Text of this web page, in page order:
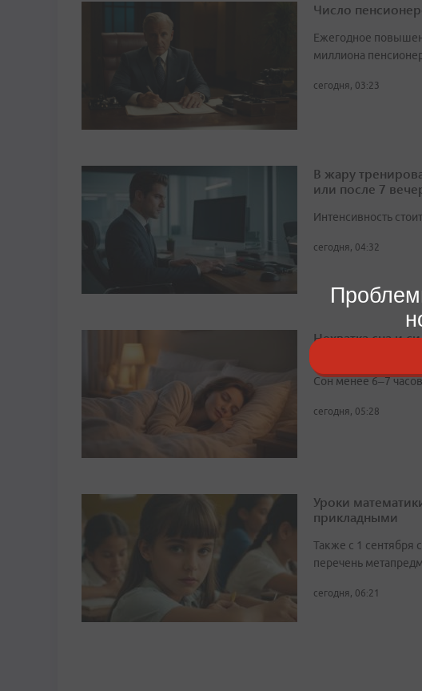
Число
Ежегодное
миллиона
сегодня, 03:23
В жару
или после 7
Интенсивность
сегодня, 04:32
Нехватка сна и
Сон менее 6–7
сегодня, 05:28
Уроки
прикладными
Также с 1 сентября
перечень
сегодня, 06:21